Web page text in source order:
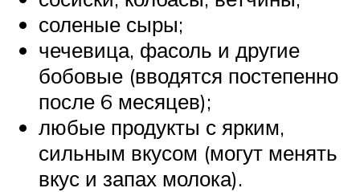
соленые сыры;
чечевица, фасоль и другие
бобовые (вводятся постепенно
после 6 месяцев);
любые продукты с ярким,
сильным вкусом (могут менять
вкус и запах молока).